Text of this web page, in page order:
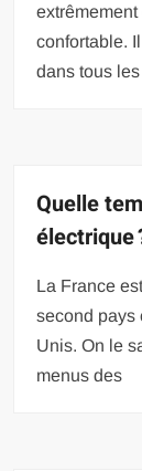
confortable.
dans tous
Quelle
électrique
La France
second pays
Unis. On le
menus des